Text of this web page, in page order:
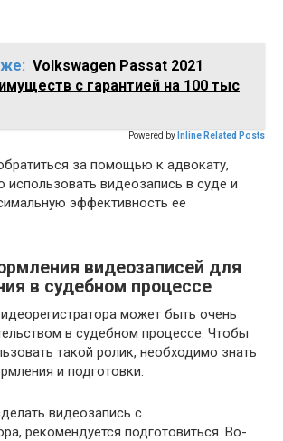
Volkswagen Passat 2021
с гарантией на 100 тыс
Powered by Inline Related Posts
за помощью к адвокату,
использовать видеозапись в суде и
эффективность ее
видеозаписей для
в судебном процессе
может быть очень
в судебном процессе. Чтобы
такой ролик, необходимо знать
и подготовки.
видеозапись с
рекомендуется подготовиться. Во-